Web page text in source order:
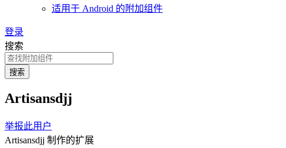
适用于 Android 的附加组件
登录
搜索
搜索
Artisansdjj
举报此用户
Artisansdjj 制作的扩展